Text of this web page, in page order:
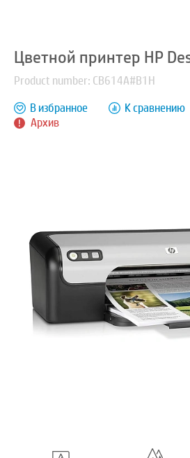
Цветной принтер HP
Product number: CB614A#B1H
Архив
В избранное К сравнению